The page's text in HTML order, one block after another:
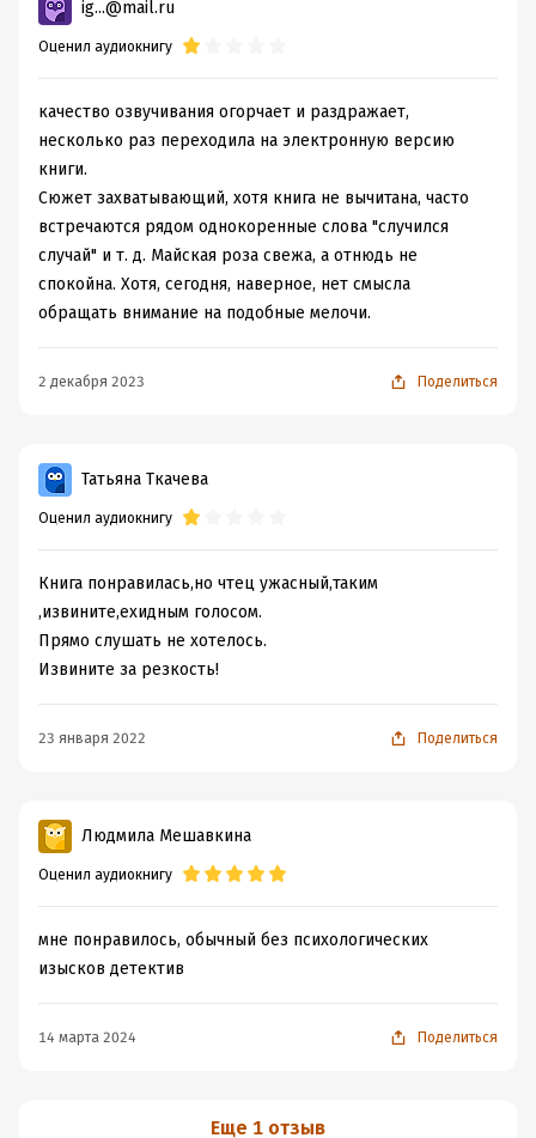
ig...@mail.ru
Оценил аудиокнигу
качество озвучивания огорчает и раздражает,
несколько раз переходила на электронную версию
книги.
Сюжет захватывающий, хотя книга не вычитана, часто
встречаются рядом однокоренные слова "случился
случай" и т. д. Майская роза свежа, а отнюдь не
спокойна. Хотя, сегодня, наверное, нет смысла
обращать внимание на подобные мелочи.
2 декабря 2023 Поделиться
Татьяна Ткачева
Оценил аудиокнигу
Книга понравилась,но чтец ужасный,таким
,извините,ехидным голосом.
Прямо слушать не хотелось.
Извините за резкость!
23 января 2022 Поделиться
Людмила Мешавкина
Оценил аудиокнигу
мне понравилось, обычный без психологических
изысков детектив
14 марта 2024 Поделиться
Еще 1 отзыв